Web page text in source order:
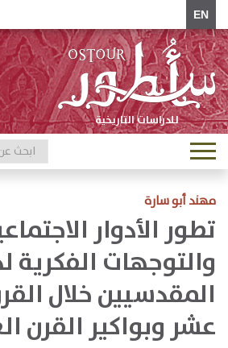
EN
للدراسات التاريخية
Toggle
navigation
مهند أبو سارة
تطور الأدوار
والتوجهات الفكرية
المقدسيين خلال
عشر وبواكير القرن